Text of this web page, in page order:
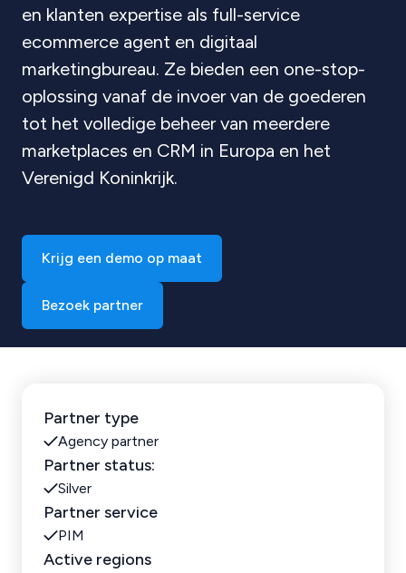
en klanten expertise als full-service
ecommerce agent en digitaal
marketingbureau. Ze bieden een one-stop-
oplossing vanaf de invoer van de goederen
tot het volledige beheer van meerdere
marketplaces en CRM in Europa en het
Verenigd Koninkrijk.
Krijg een demo op maat
Bezoek partner
Partner type
Agency partner
Partner status:
Silver
Partner service
PIM
Active regions